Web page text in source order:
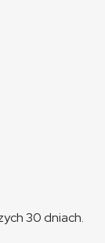
30 dniach.